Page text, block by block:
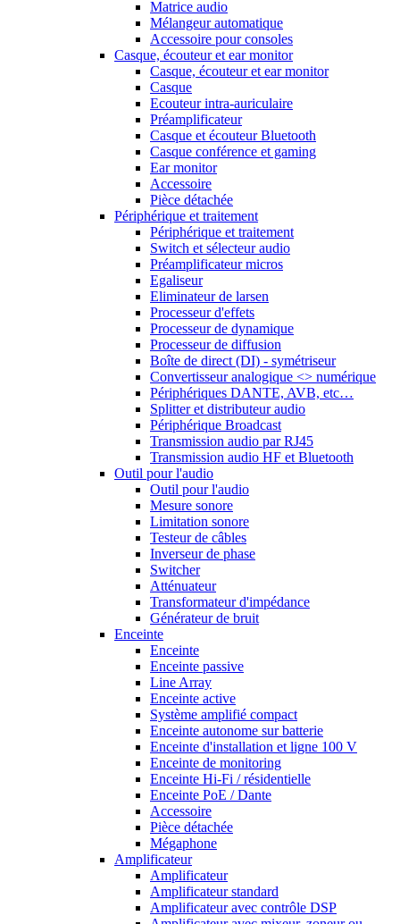
Matrice audio
Mélangeur automatique
Accessoire pour consoles
Casque, écouteur et ear monitor
Casque, écouteur et ear monitor
Casque
Ecouteur intra-auriculaire
Préamplificateur
Casque et écouteur Bluetooth
Casque conférence et gaming
Ear monitor
Accessoire
Pièce détachée
Périphérique et traitement
Périphérique et traitement
Switch et sélecteur audio
Préamplificateur micros
Egaliseur
Eliminateur de larsen
Processeur d'effets
Processeur de dynamique
Processeur de diffusion
Boîte de direct (DI) - symétriseur
Convertisseur analogique <> numérique
Périphériques DANTE, AVB, etc…
Splitter et distributeur audio
Périphérique Broadcast
Transmission audio par RJ45
Transmission audio HF et Bluetooth
Outil pour l'audio
Outil pour l'audio
Mesure sonore
Limitation sonore
Testeur de câbles
Inverseur de phase
Switcher
Atténuateur
Transformateur d'impédance
Générateur de bruit
Enceinte
Enceinte
Enceinte passive
Line Array
Enceinte active
Système amplifié compact
Enceinte autonome sur batterie
Enceinte d'installation et ligne 100 V
Enceinte de monitoring
Enceinte Hi-Fi / résidentielle
Enceinte PoE / Dante
Accessoire
Pièce détachée
Mégaphone
Amplificateur
Amplificateur
Amplificateur standard
Amplificateur avec contrôle DSP